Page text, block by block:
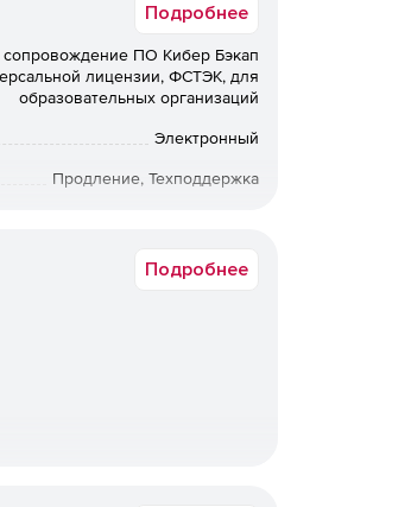
поддержки не
в том числе в
диски (в том числе
распределение копий между
Подробнее
ПО Кибер Бэкап
лицензии, ФСТЭК, для
образовательных организаций
Электронный
Продление, Техподдержка
Академическая
Подробнее